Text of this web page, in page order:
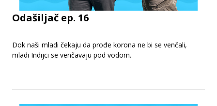
Odašiljač ep. 16
Dok naši mladi čekaju da prođe korona ne bi se venčali,
mladi Indijci se venčavaju pod vodom.